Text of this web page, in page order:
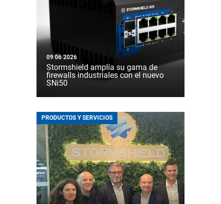
09 06 2026
Stormshield amplía su gama de
firewalls industriales con el nuevo
SNi50
PRODUCTOS Y SERVICIOS